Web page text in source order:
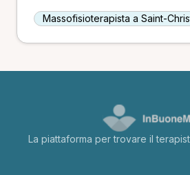
Massofisioterapista a Saint-
La piattaforma per trovare il